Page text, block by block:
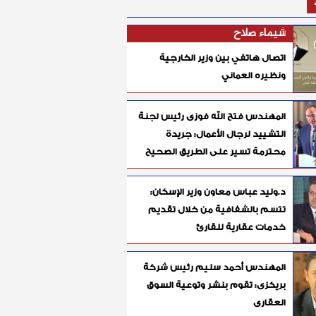
شيماء صلاح
اتصال هاتفي بين وزير الخارجية
ونظيره العماني
المهندس فتح الله فوزى رئيس لجنة
التشييد لرجال الأعمال: جريدة
محترمة تسير على الطريق الصحيح
د.وليد عباس معاون وزير الإسكان:
تتسم بالشفافية من خلال تقديم
خدمات عقارية للقارئ
المهندس أحمد سليم رئيس شركة
بريكزى: تقوم بنشر وتوعية السوق
العقارى